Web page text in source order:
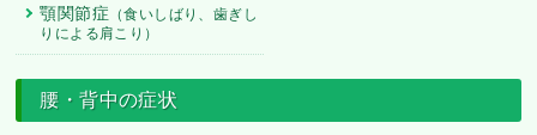
顎関節症 （食いしばり、歯ぎし
りによる肩こり）
腰・背中の症状